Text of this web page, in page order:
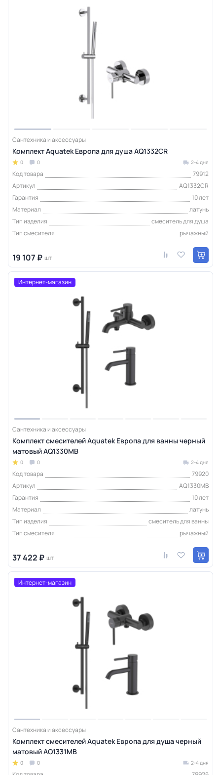
Сантехника и аксессуары
Комплект Aquatek Европа для душа AQ1332CR
0 0 2-4 дня
Код товара
79912
Артикул
AQ1332CR
Гарантия
10 лет
Материал
латунь
Тип изделия
смеситель для душа
Тип смесителя
рычажный
19 107 ₽ шт
Интернет-магазин
Сантехника и аксессуары
Комплект смесителей Aquatek Европа для ванны черный
матовый AQ1330MB
0 0 2-4 дня
Код товара
79920
Артикул
AQ1330MB
Гарантия
10 лет
Материал
латунь
Тип изделия
смеситель для ванны
Тип смесителя
рычажный
37 422 ₽ шт
Интернет-магазин
Сантехника и аксессуары
Комплект смесителей Aquatek Европа для душа черный
матовый AQ1331MB
0 0 2-4 дня